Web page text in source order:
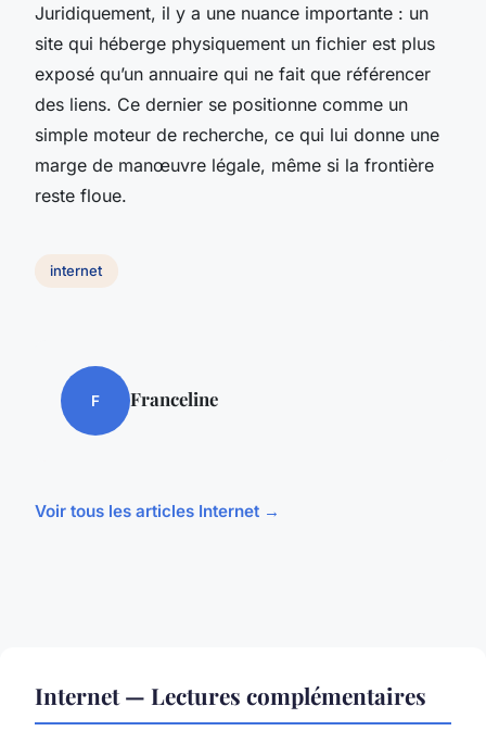
Juridiquement, il y a une nuance importante : un
site qui héberge physiquement un fichier est plus
exposé qu’un annuaire qui ne fait que référencer
des liens. Ce dernier se positionne comme un
simple moteur de recherche, ce qui lui donne une
marge de manœuvre légale, même si la frontière
reste floue.
internet
F Franceline
Voir tous les articles Internet →
Internet — Lectures complémentaires